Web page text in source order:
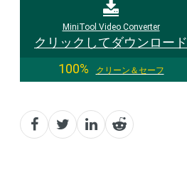
MiniTool Video Converter
クリックしてダウンロード
100%
クリーン＆セーフ